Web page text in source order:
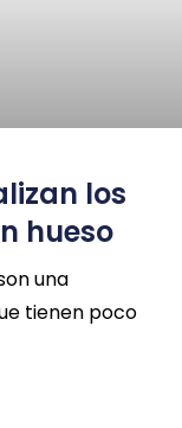
los
hueso
una
tienen poco